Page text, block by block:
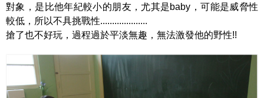
對象，是比他年紀較小的朋友，尤其是baby，可能是威脅性
較低，所以不具挑戰性....................
搶了也不好玩，過程過於平淡無趣，無法激發他的野性!!